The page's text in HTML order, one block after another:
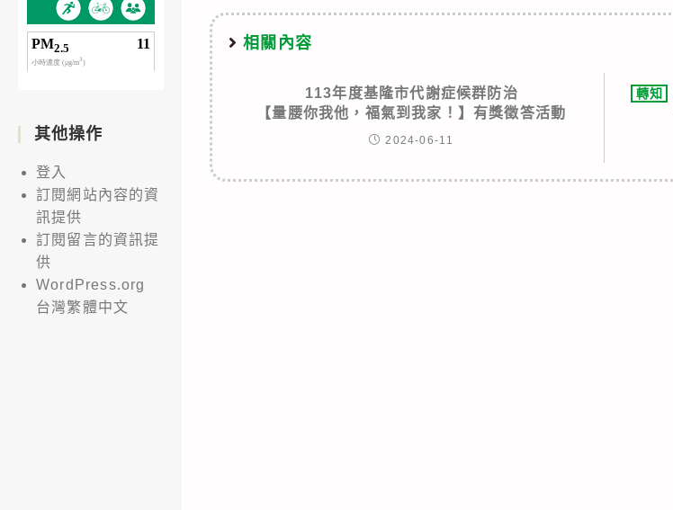
相關內容
113年度基隆市代謝症候群防治
【量腰你我他，福氣到我家！】有獎徵答活動
2024-06-11
轉知
其他操作
登入
訂閱網站內容的資
訊提供
訂閱留言的資訊提
供
WordPress.org
台灣繁體中文